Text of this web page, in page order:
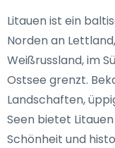
Litauen ist ein
Norden an
Weißrussland, im
Ostsee grenzt.
Landschaften,
Seen bietet
Schönheit und